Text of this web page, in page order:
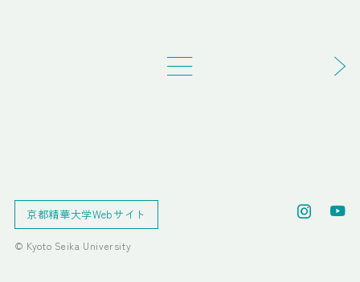
京都精華大学Webサイト
© Kyoto Seika University